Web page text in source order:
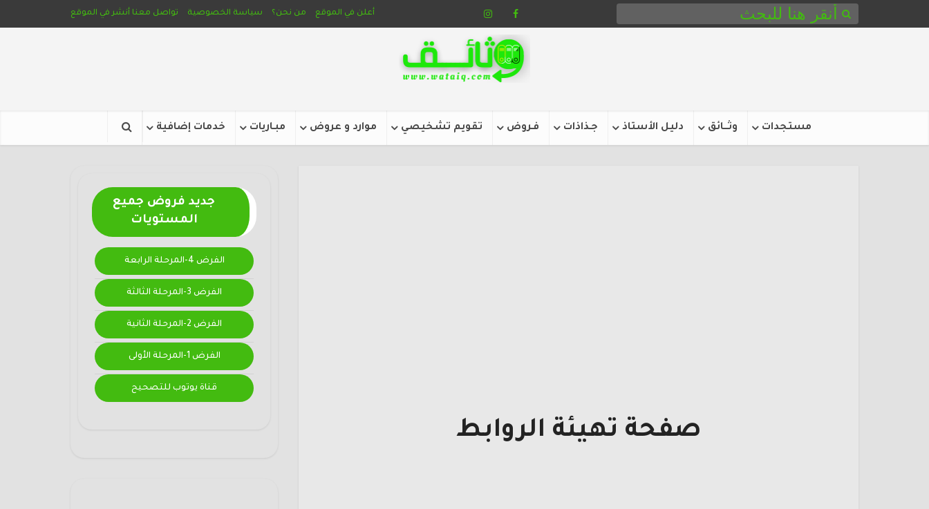
أعلن في الموقع من نحن؟ سياسة الخصوصية تواصل معنا أنشر في الموقع
مستجدات وثـــائق دليل الأستاذ جـذاذات فـروض تقويم تشخيصي موارد و عروض مبـاريات خدمات إضافية
جديد فروض جميع
المستويات
الفرض 4-المرحلة الرابعة
الفرض 3-المرحلة الثالثة
الفرض 2-المرحلة الثانية
الفرض 1-المرحلة الأولى
قناة يوتوب للتصحيح
صفحة تهيئة الروابط